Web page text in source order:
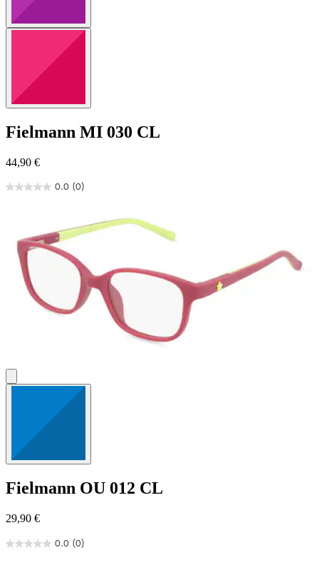
Fielmann MI 030 CL
44,90 €
0.0 (0)
0.0
Sternen.
Fielmann OU 012 CL
29,90 €
0.0 (0)
0.0